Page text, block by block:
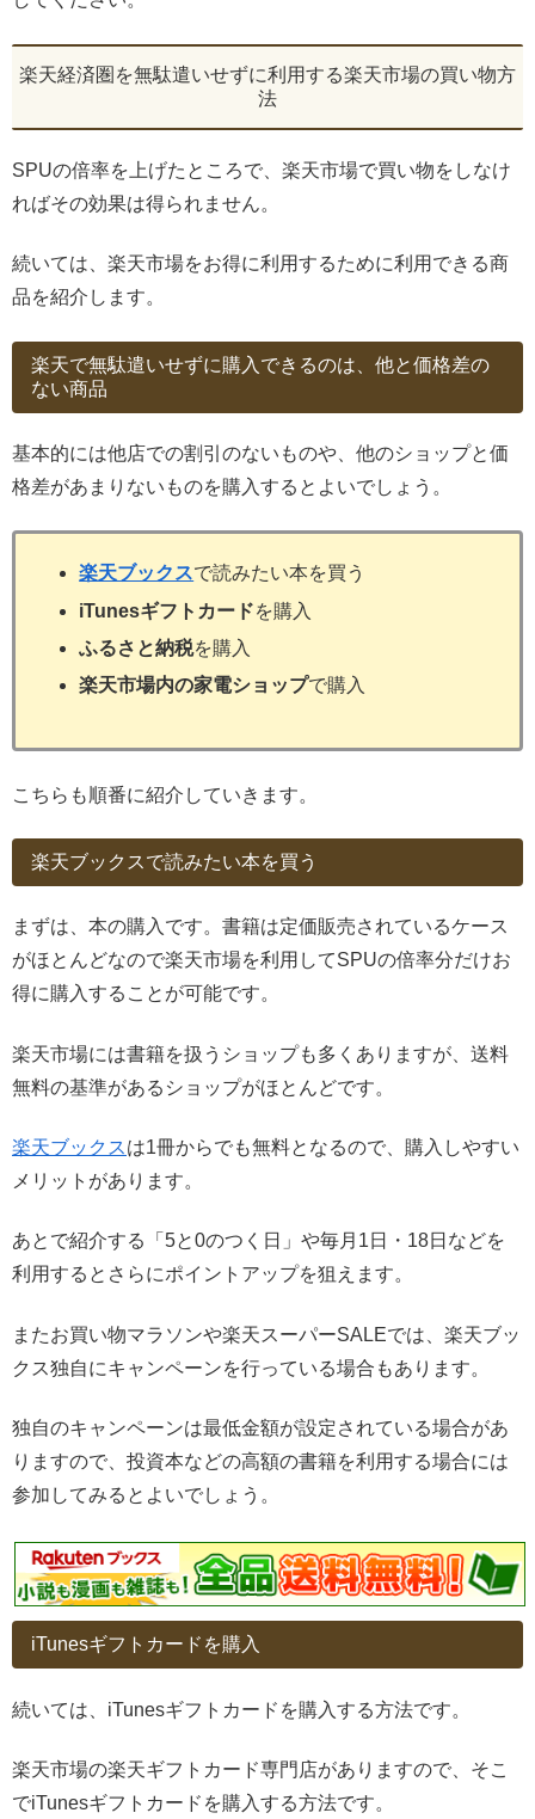
楽天経済圏を無駄遣いせずに利用する楽天市場の買い物方
法
SPUの倍率を上げたところで、楽天市場で買い物をしなけ
ればその効果は得られません。
続いては、楽天市場をお得に利用するために利用できる商
品を紹介します。
楽天で無駄遣いせずに購入できるのは、他と価格差の
ない商品
基本的には他店での割引のないものや、他のショップと価
格差があまりないものを購入するとよいでしょう。
楽天ブックスで読みたい本を買う
iTunesギフトカードを購入
ふるさと納税を購入
楽天市場内の家電ショップで購入
こちらも順番に紹介していきます。
楽天ブックスで読みたい本を買う
まずは、本の購入です。書籍は定価販売されているケース
がほとんどなので楽天市場を利用してSPUの倍率分だけお
得に購入することが可能です。
楽天市場には書籍を扱うショップも多くありますが、送料
無料の基準があるショップがほとんどです。
楽天ブックスは1冊からでも無料となるので、購入しやすい
メリットがあります。
あとで紹介する「5と0のつく日」や毎月1日・18日などを
利用するとさらにポイントアップを狙えます。
またお買い物マラソンや楽天スーパーSALEでは、楽天ブッ
クス独自にキャンペーンを行っている場合もあります。
独自のキャンペーンは最低金額が設定されている場合があ
りますので、投資本などの高額の書籍を利用する場合には
参加してみるとよいでしょう。
iTunesギフトカードを購入
続いては、iTunesギフトカードを購入する方法です。
楽天市場の楽天ギフトカード専門店がありますので、そこ
でiTunesギフトカードを購入する方法です。